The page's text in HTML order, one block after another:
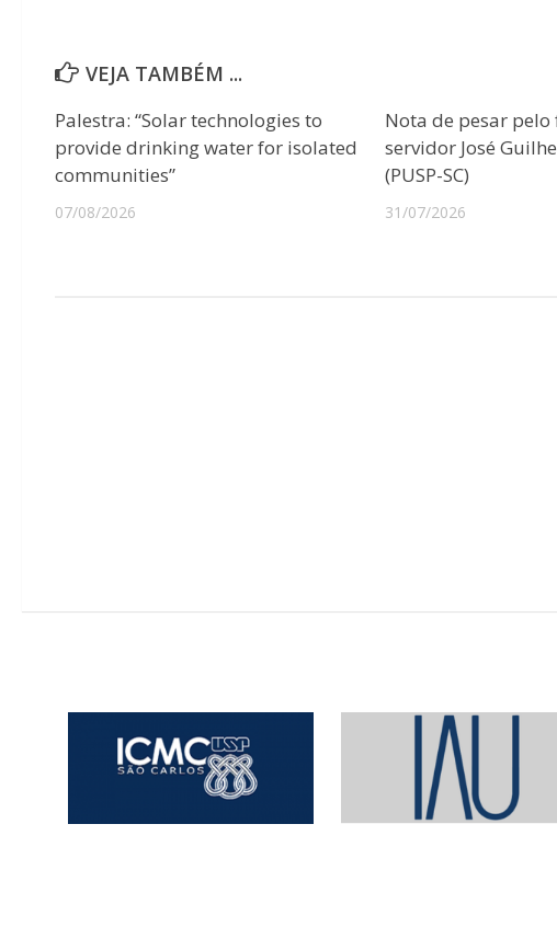
VEJA TAMBÉM ...
Palestra: “Solar technologies to
provide drinking water for isolated
communities”
07/08/2026
Nota de pesar
servidor José
(PUSP-SC)
31/07/2026